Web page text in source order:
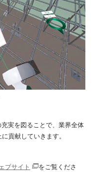
実を図ることで、業界全体
貢献していきます。
ブサイト
をご覧くださ